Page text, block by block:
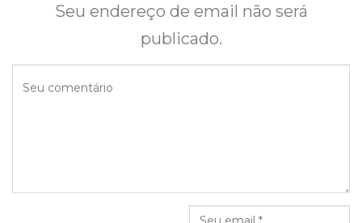
Seu endereço de email não será
publicado.